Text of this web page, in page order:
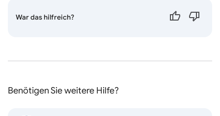
War das hilfreich?
Benötigen Sie weitere Hilfe?